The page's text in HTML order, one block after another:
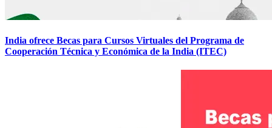
India ofrece Becas para Cursos Virtuales del Programa de
Cooperación Técnica y Económica de la India (ITEC)